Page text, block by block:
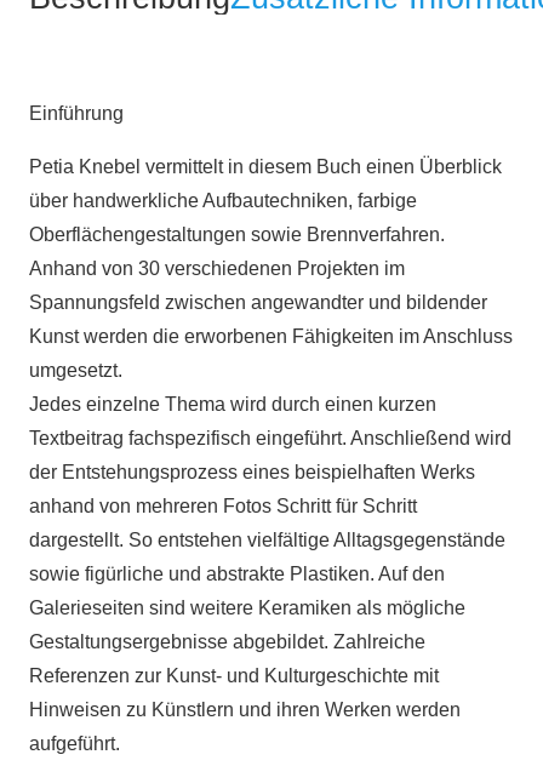
Projekte
Einführung
Petia Knebel vermittelt in diesem Buch einen Überblick
über handwerkliche Aufbautechniken, farbige
Oberflächengestaltungen sowie Brennverfahren.
Anhand von 30 verschiedenen Projekten im
Spannungsfeld zwischen angewandter und bildender
Kunst werden die erworbenen Fähigkeiten im Anschluss
umgesetzt.
Jedes einzelne Thema wird durch einen kurzen
Textbeitrag fachspezifisch eingeführt. Anschließend wird
der Entstehungsprozess eines beispielhaften Werks
anhand von mehreren Fotos Schritt für Schritt
dargestellt. So entstehen vielfältige Alltagsgegenstände
sowie figürliche und abstrakte Plastiken. Auf den
Galerieseiten sind weitere Keramiken als mögliche
Gestaltungsergebnisse abgebildet. Zahlreiche
Referenzen zur Kunst- und Kulturgeschichte mit
Hinweisen zu Künstlern und ihren Werken werden
aufgeführt.